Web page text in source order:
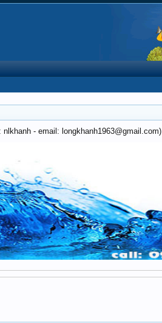
- email: longkhanh1963@gmail.com)